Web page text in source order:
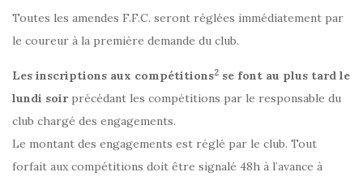
Toutes les amendes F.F.C. seront réglées immédiatement par
le coureur à la première demande du club.
Les inscriptions aux compétitions2 se font au plus tard le
lundi soirprécédant les compétitions par le responsable du
club chargé des engagements.
Le montant des engagements est réglé par le club. Tout
forfait aux compétitions doit être signalé 48h à l’avance à